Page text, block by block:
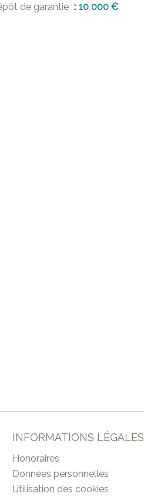
de garantie
10 000 €
INFORMATIONS LÉGALES
Honoraires
Données personnelles
Utilisation des cookies